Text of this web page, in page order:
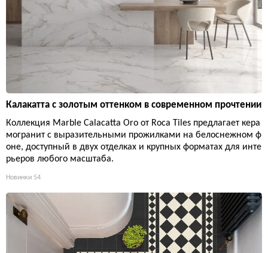
Калакатта с золотым оттенком в современном прочтении
Коллекция Marble Calacatta Oro от Roca Tiles предлагает кера
могранит с выразительными прожилками на белоснежном ф
оне, доступный в двух отделках и крупных форматах для инте
рьеров любого масштаба.
Новинки 54